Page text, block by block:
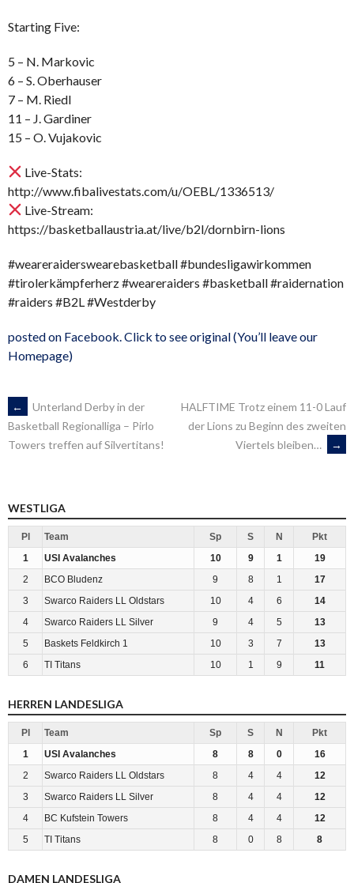
Starting Five:
5 – N. Markovic
6 – S. Oberhauser
7 – M. Riedl
11 – J. Gardiner
15 – O. Vujakovic
Live-Stats:
http://www.fibalivestats.com/u/OEBL/1336513/
Live-Stream:
https://basketballaustria.at/live/b2l/dornbirn-lions
#weareraiderswearebasketball #bundesligawirkommen
#tirolerkämpferherz #weareraiders #basketball #raidernation
#raiders #B2L #Westderby
posted on Facebook. Click to see original (You’ll leave our
Homepage)
ARTIKEL-
NAVIGATION
←
Unterland Derby in der
Basketball Regionalliga – Pirlo
Towers treffen auf Silvertitans!
HALFTIME Trotz einem 11-0 Lauf
der Lions zu Beginn des zweiten
Viertels bleiben…
→
WESTLIGA
Pl Team Sp S N
Pkt
1
USI Avalanches 10 9 1
19
2
BCO Bludenz 9 8 1
17
3
Swarco Raiders LL Oldstars 10 4 6
14
4
Swarco Raiders LL Silver 9 4 5
13
5
Baskets Feldkirch 1 10 3 7
13
6
TI Titans 10 1 9 11
HERREN LANDESLIGA
Pl Team Sp S N
Pkt
1
USI Avalanches 8 8 0
16
2
Swarco Raiders LL Oldstars 8 4 4
12
3
Swarco Raiders LL Silver 8 4 4
12
4
BC Kufstein Towers 8 4 4
12
5
TI Titans 8 0 8 8
DAMEN LANDESLIGA